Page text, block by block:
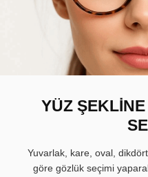
YÜZ
Yuvarlak, kare, oval,
göre gözlük seçimi